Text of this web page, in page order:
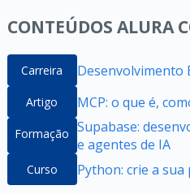
CONTEÚDOS ALURA
Carreira Desenvolvimento
Artigo MCP: o que é,
Formação Supabase:
e agentes de IA
Curso Python: crie a